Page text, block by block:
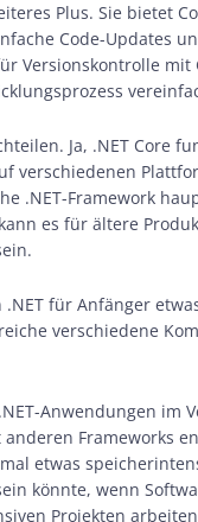
Plus. Sie bietet
Code-Updates
Versionskontrolle mit
Ja, .NET Core
verschiedenen
.NET-Framework
es für ältere
für Anfänger
verschiedene
Anwendungen im
Frameworks
etwas
könnte, wenn
Projekten